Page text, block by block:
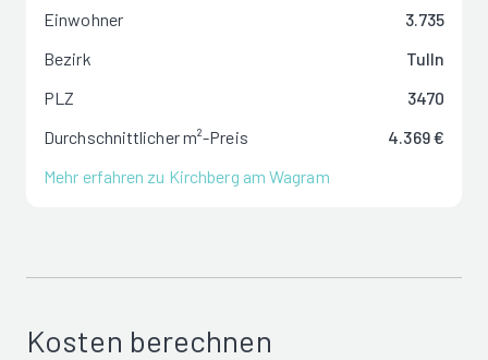
Einwohner
3.735
Bezirk
Tulln
PLZ
3470
Durchschnittlicher m²-Preis
4.369 €
Mehr erfahren zu Kirchberg am Wagram
Kosten berechnen